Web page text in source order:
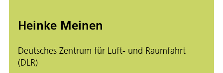
Heinke Meinen
Deutsches Zentrum für Luft- und Raumfahrt
(DLR)